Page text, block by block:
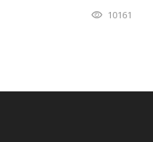
10161